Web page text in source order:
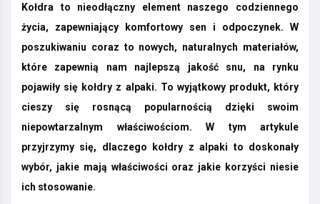
Kołdra to nieodłączny element naszego codziennego
życia, zapewniający komfortowy sen i odpoczynek. W
poszukiwaniu coraz to nowych, naturalnych materiałów,
które zapewnią nam najlepszą jakość snu, na rynku
pojawiły się kołdry z alpaki. To wyjątkowy produkt, który
cieszy się rosnącą popularnością dzięki swoim
niepowtarzalnym właściwościom. W tym artykule
przyjrzymy się, dlaczego kołdry z alpaki to doskonały
wybór, jakie mają właściwości oraz jakie korzyści niesie
ich stosowanie.